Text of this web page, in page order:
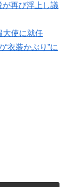
再び浮上し議
大使に就任
衣装かぶり”に